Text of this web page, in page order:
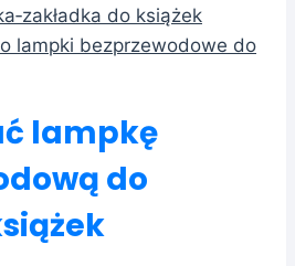
do książek
lampki bezprzewodowe do
lampkę
do